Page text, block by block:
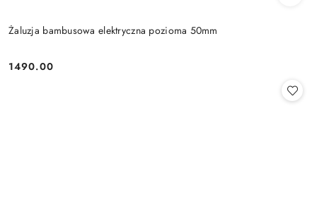
Żaluzja bambusowa elektryczna pozioma 50mm
Cena:
1490.00